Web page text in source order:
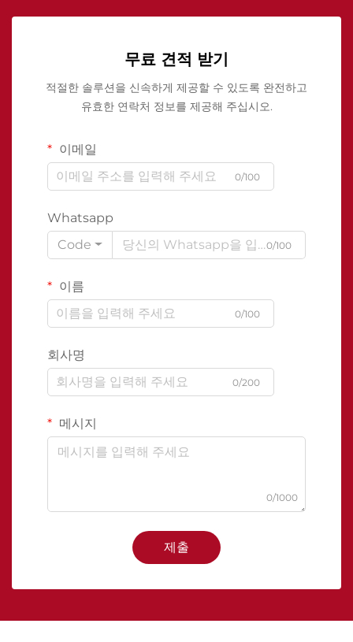
무료 견적 받기
적절한 솔루션을 신속하게 제공할 수 있도록 완전하고
유효한 연락처 정보를 제공해 주십시오.
이메일
0/100
Whatsapp
Code
0/100
이름
0/100
회사명
0/200
메시지
0/1000
제출